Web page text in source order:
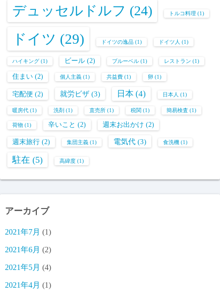
デュッセルドルフ (24) トルコ料理 (1)
ドイツ (29) ドイツの逸品 (1) ドイツ人 (1)
ハイキング (1) ビール (2) ブルーベル (1) レストラン (1)
住まい (2) 個人主義 (1) 共益費 (1) 卵 (1)
宅配便 (2) 就労ビザ (3) 日本 (4) 日本人 (1)
暖房代 (1) 洗剤 (1) 直売所 (1) 税関 (1) 簡易検査 (1)
荷物 (1) 辛いこと (2) 週末お出かけ (2)
週末旅行 (2) 集団主義 (1) 電気代 (3) 食洗機 (1)
駐在 (5) 高緯度 (1)
アーカイブ
2021年7月 (1)
2021年6月 (2)
2021年5月 (4)
2021年4月 (1)